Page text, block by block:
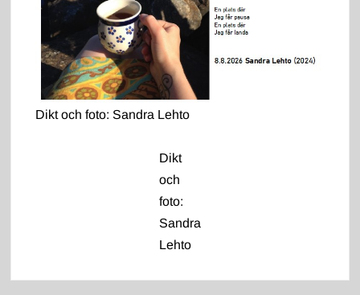
Dikt och foto: Sandra Lehto
Dikt
och
foto:
Sandra
Lehto